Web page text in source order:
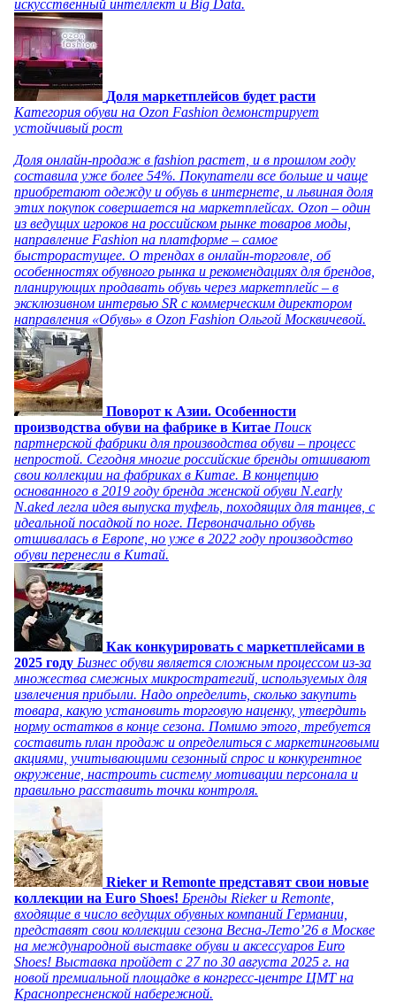
искусственный интеллект и Big Data.
Доля маркетплейсов будет расти
Категория обуви на Ozon Fashion демонстрирует
устойчивый рост
Доля онлайн-продаж в fashion растет, и в прошлом году
составила уже более 54%. Покупатели все больше и чаще
приобретают одежду и обувь в интернете, и львиная доля
этих покупок совершается на маркетплейсах. Ozon – один
из ведущих игроков на российском рынке товаров моды,
направление Fashion на платформе – самое
быстрорастущее. О трендах в онлайн-торговле, об
особенностях обувного рынка и рекомендациях для брендов,
планирующих продавать обувь через маркетплейс – в
эксклюзивном интервью SR с коммерческим директором
направления «Обувь» в Ozon Fashion Ольгой Москвичевой.
Поворот к Азии. Особенности
производства обуви на фабрике в Китае Поиск
партнерской фабрики для производства обуви – процесс
непростой. Сегодня многие российские бренды отшивают
свои коллекции на фабриках в Китае. В концепцию
основанного в 2019 году бренда женской обуви N.early
N.aked легла идея выпуска туфель, походящих для танцев, с
идеальной посадкой по ноге. Первоначально обувь
отшивалась в Европе, но уже в 2022 году производство
обуви перенесли в Китай.
Как конкурировать с маркетплейсами в
2025 году Бизнес обуви является сложным процессом из-за
множества смежных микростратегий, используемых для
извлечения прибыли. Надо определить, сколько закупить
товара, какую установить торговую наценку, утвердить
норму остатков в конце сезона. Помимо этого, требуется
составить план продаж и определиться с маркетинговыми
акциями, учитывающими сезонный спрос и конкурентное
окружение, настроить систему мотивации персонала и
правильно расставить точки контроля.
Rieker и Remonte представят свои новые
коллекции на Euro Shoes! Бренды Rieker и Remonte,
входящие в число ведущих обувных компаний Германии,
представят свои коллекции сезона Весна-Лето’26 в Москве
на международной выставке обуви и аксессуаров Euro
Shoes! Выставка пройдет c 27 по 30 августа 2025 г. на
новой премиальной площадке в конгресс-центре ЦМТ на
Краснопресненской набережной.